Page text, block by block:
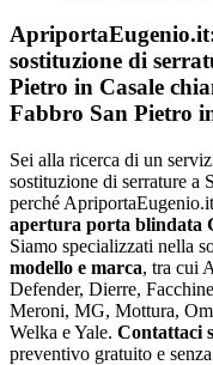
sostituzione di
Pietro in Casale
Fabbro San Pietro
Sei alla ricerca di un
sostituzione di serrature a
perché
apertura porta blindata
Siamo specializzati nella
modello e marca, tra cui
Defender, Dierre,
Meroni, MG, Mottura,
Welka e Yale. Contattaci
preventivo gratuito e